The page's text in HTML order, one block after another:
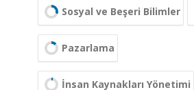
Sosyal ve Beşeri Bilimler
Pazarlama
İnsan Kaynakları Yönetimi